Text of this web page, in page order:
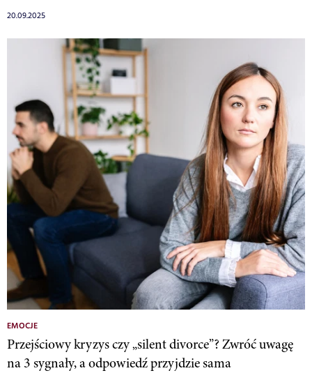
20.09.2025
EMOCJE
Przejściowy kryzys czy „silent divorce”? Zwróć uwagę
na 3 sygnały, a odpowiedź przyjdzie sama